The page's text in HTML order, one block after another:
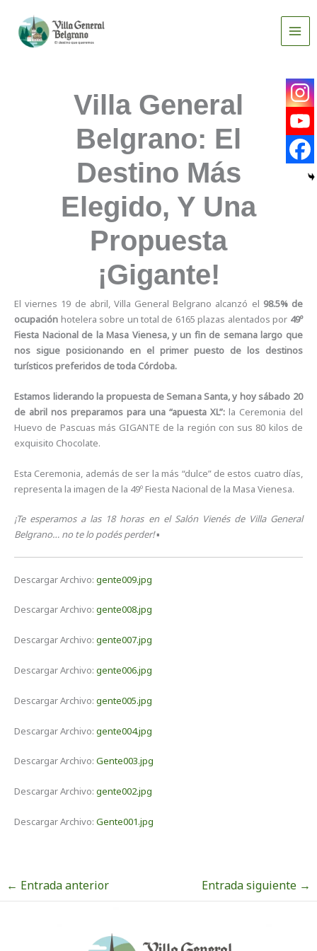
contenido
Villa General
Belgrano: El
Destino Más
Elegido, Y Una
Propuesta
¡Gigante!
El viernes 19 de abril, Villa General Belgrano alcanzó el 98.5% de
ocupación hotelera sobre un total de 6165 plazas alentados por 49º
Fiesta Nacional de la Masa Vienesa, y un fin de semana largo que
nos sigue posicionando en el primer puesto de los destinos
turísticos preferidos de toda Córdoba.
Estamos liderando la propuesta de Semana Santa, y hoy sábado 20
de abril nos preparamos para una “apuesta XL”: la Ceremonia del
Huevo de Pascuas más GIGANTE de la región con sus 80 kilos de
exquisito Chocolate.
Esta Ceremonia, además de ser la más “dulce” de estos cuatro días,
representa la imagen de la 49º Fiesta Nacional de la Masa Vienesa.
¡Te esperamos a las 18 horas en el Salón Vienés de Villa General
Belgrano… no te lo podés perder!▪
Descargar Archivo:gente009.jpg
Descargar Archivo:gente008.jpg
Descargar Archivo:gente007.jpg
Descargar Archivo:gente006.jpg
Descargar Archivo:gente005.jpg
Descargar Archivo:gente004.jpg
Descargar Archivo:Gente003.jpg
Descargar Archivo:gente002.jpg
Descargar Archivo:Gente001.jpg
← Entrada anterior Entrada siguiente →